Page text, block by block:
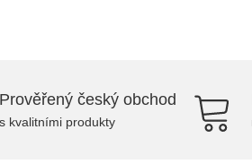
Prověřený český obchod
s kvalitními produkty